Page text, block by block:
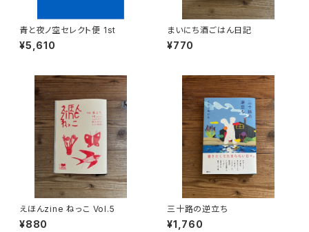
青と夜ノ空セレクト便 1st
¥5,610
まいにち酒ごはん日記
¥770
えほんzine ねっこ Vol.5
¥880
三十路の逆立ち
¥1,760